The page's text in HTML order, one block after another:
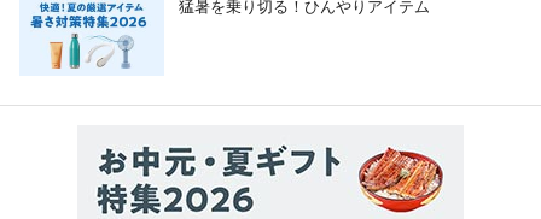
猛暑を乗り切る！ひんやりアイテム